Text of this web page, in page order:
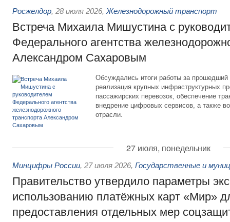
Росжелдор, 28 июля 2026, Железнодорожный транспорт
Встреча Михаила Мишустина с
Федерального агентства
Александром Сахаровым
Обсуждались итоги работы за
реализация крупных инфраструктурных
пассажирских перевозок, обеспечение
внедрение цифровых сервисов, а также
отрасли.
27 июля, понедельник
Минцифры России, 27 июля 2026, Государственные и
Правительство утвердило параметры
использованию платёжных карт «Мир»
предоставления отдельных мер